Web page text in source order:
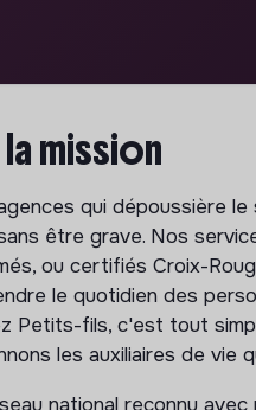
mission
qui dépoussière le
être grave. Nos
ou certifiés Croix-
le quotidien des
Petits-fils, c'est tout
les auxiliaires de vie
national reconnu